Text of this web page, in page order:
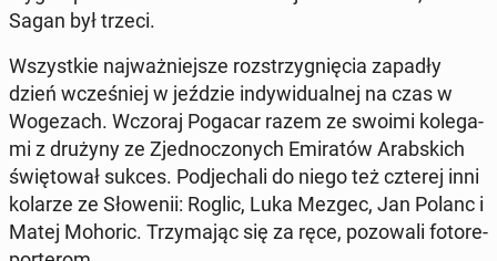
Sagan był trzeci.
Wszyst­kie naj­waż­niej­sze roz­strzy­gnię­cia zapadły
dzień wcze­śniej w jeździe in­dy­wi­du­al­nej na czas w
Wo­ge­zach. Wczoraj Pogacar razem ze swoimi ko­le­ga­
mi z drużyny ze Zjed­no­czo­nych Emi­ra­tów Arab­skich
świę­to­wał sukces. Pod­je­cha­li do niego też czterej inni
kolarze ze Sło­we­nii: Roglic, Luka Mezgec, Jan Polanc i
Matej Mohoric. Trzy­ma­jąc się za ręce, po­zo­wa­li fo­to­re­